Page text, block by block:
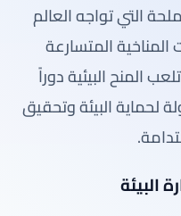
التي تواجه العالم
المتسارعة
المنح البيئية دوراً
لحماية البيئة وتحقيق
البيئة